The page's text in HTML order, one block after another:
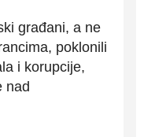
građani, a ne
poklonili
i korupcije,
nad